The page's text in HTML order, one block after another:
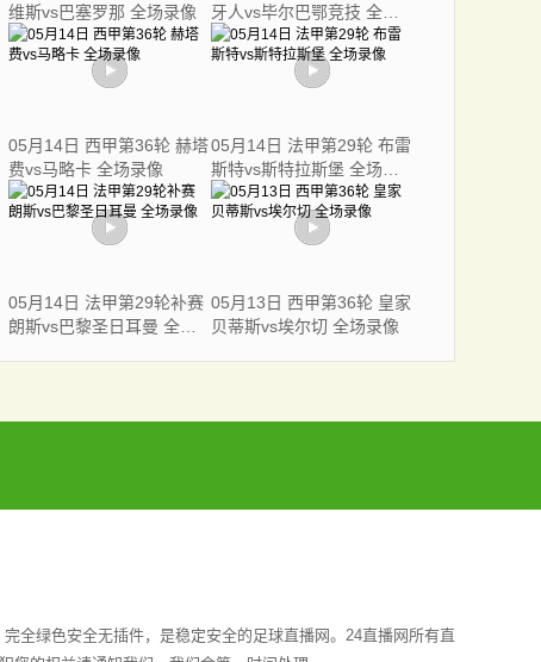
维斯vs巴塞罗那 全场录像
牙人vs毕尔巴鄂竞技 全场
录像
05月14日 西甲第36轮 赫塔
费vs马略卡 全场录像
05月14日 法甲第29轮 布雷
斯特vs斯特拉斯堡 全场录
像
05月14日 法甲第29轮补赛
朗斯vs巴黎圣日耳曼 全场
05月13日 西甲第36轮 皇家
贝蒂斯vs埃尔切 全场录像
全绿色安全无插件，是稳定安全的足球直播网。24直播网所有直